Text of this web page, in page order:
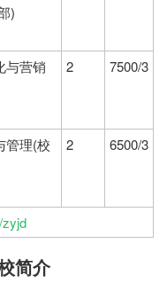
)
与营销
2 7500/3
管理(校
2 6500/3
简介